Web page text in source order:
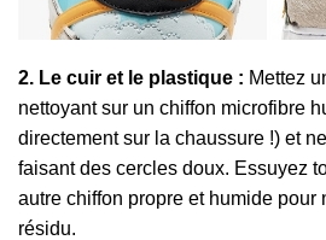
2. Le cuir et le plastique : Mettez
nettoyant sur un chiffon microfibre
directement sur la chaussure !) et
faisant des cercles doux. Essuyez
autre chiffon propre et humide pour
résidu.